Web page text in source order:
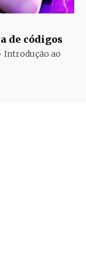
de códigos
Introdução ao